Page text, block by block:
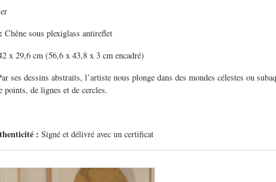
Chêne sous plexiglass antireflet
x 29,6 cm (56,6 x 43,8 x 3 cm encadré)
ses dessins abstraits, l’artiste nous plonge dans des mondes célestes ou
points, de lignes et de cercles.
: Signé et délivré avec un certificat